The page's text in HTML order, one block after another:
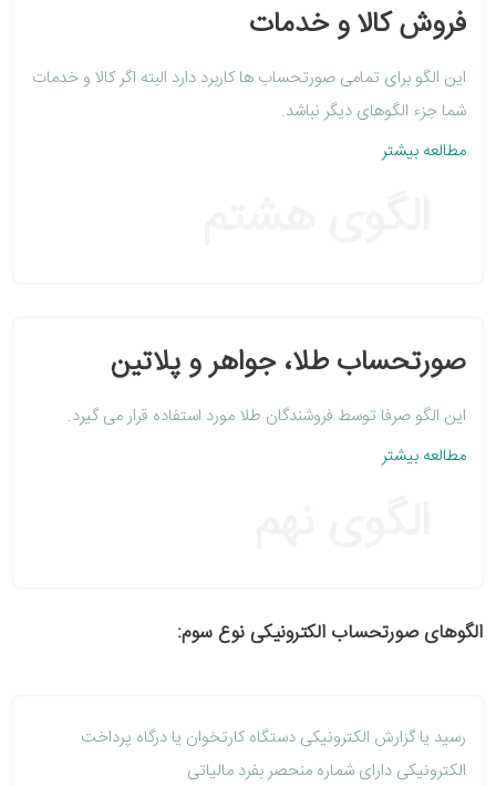
فروش کالا و خدمات
این الگو برای تمامی صورتحساب ها کاربرد دارد البته اگر کالا و خدمات
شما جزء الگوهای دیگر نباشد.
مطالعه بیشتر
صورتحساب طلا، جواهر و پلاتین
این الگو صرفا توسط فروشندگان طلا مورد استفاده قرار می گیرد.
مطالعه بیشتر
الگوهای صورتحساب الکترونیکی نوع سوم:
رسید یا گزارش الکترونیکی دستگاه کارتخوان یا درگاه پرداخت
الکترونیکی دارای شماره منحصر بفرد مالیاتی